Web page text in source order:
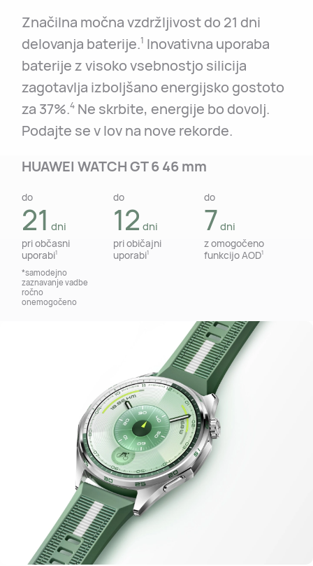
Značilna močna vzdržljivost do 21 dni
delovanja baterije.1 Inovativna uporaba
baterije z visoko vsebnostjo silicija
zagotavlja izboljšano energijsko gostoto
za 37%.4 Ne skrbite, energije bo dovolj.
Podajte se v lov na nove rekorde.
HUAWEI WATCH GT 6 46 mm
do
21 dni
pri občasni
uporabi1
*samodejno
zaznavanje vadbe
ročno
onemogočeno
do
12 dni
pri običajni
uporabi1
do
7 dni
z omogočeno
funkcijo AOD1
do
14 dni
pri občasni
uporabi1
*samodejno
zaznavanje vadbe
ročno
onemogočeno
do
7dni
pri običajni
uporabi1
do
5dni
z omogočeno
funkcijo AOD1